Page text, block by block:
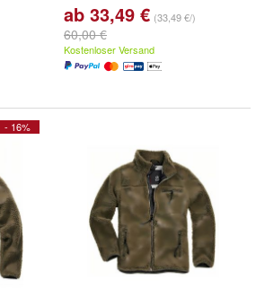
ab 33,49 € (33,49 €/)
60,00 €
Kostenloser Versand
- 16%